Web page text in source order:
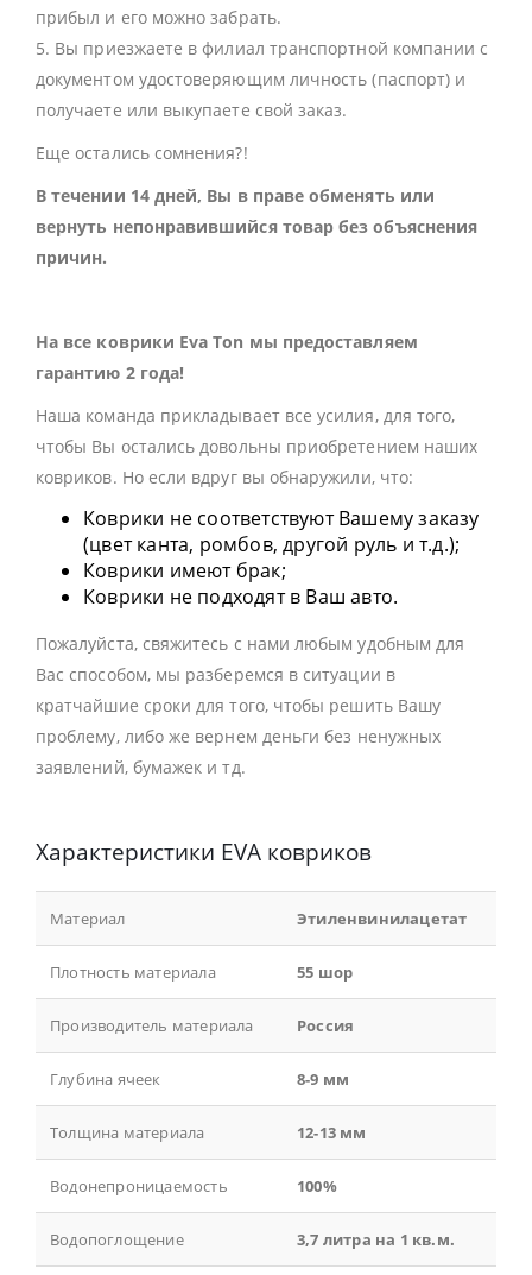
прибыл и его можно забрать.
5. Вы приезжаете в филиал транспортной компании с
документом удостоверяющим личность (паспорт) и
получаете или выкупаете свой заказ.
Еще остались сомнения?!
В течении 14 дней, Вы в праве обменять или
вернуть непонравившийся товар без объяснения
причин.
На все коврики Eva Ton мы предоставляем
гарантию 2 года!
Наша команда прикладывает все усилия, для того,
чтобы Вы остались довольны приобретением наших
ковриков. Но если вдруг вы обнаружили, что:
Коврики не соответствуют Вашему заказу
(цвет канта, ромбов, другой руль и т.д.);
Коврики имеют брак;
Коврики не подходят в Ваш авто.
Пожалуйста, свяжитесь с нами любым удобным для
Вас способом, мы разберемся в ситуации в
кратчайшие сроки для того, чтобы решить Вашу
проблему, либо же вернем деньги без ненужных
заявлений, бумажек и тд.
Характеристики EVA ковриков
Материал Этиленвинилацетат
Плотность материала 55 шор
Производитель материала Россия
Глубина ячеек 8-9 мм
Толщина материала 12-13 мм
Водонепроницаемость 100%
Водопоглощение 3,7 литра на 1 кв.м.